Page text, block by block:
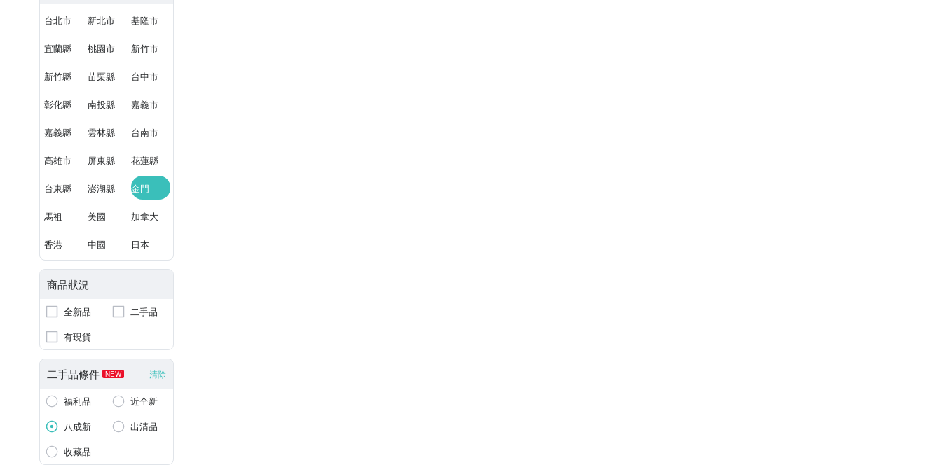
台北市 新北市 基隆市
宜蘭縣 桃園市 新竹市
新竹縣 苗栗縣 台中市
彰化縣 南投縣 嘉義市
嘉義縣 雲林縣 台南市
高雄市 屏東縣 花蓮縣
台東縣 澎湖縣 金門
馬祖 美國 加拿大
香港 中國 日本
商品狀況
全新品
二手品
有現貨
二手品條件 NEW 清除
福利品
近全新
八成新
出清品
收藏品